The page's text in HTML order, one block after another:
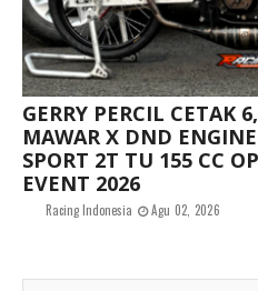
GERRY PERCIL CETAK
MAWAR X DND
SPORT 2T TU 155 CC
EVENT 2026
Racing Indonesia Agu 02, 2026